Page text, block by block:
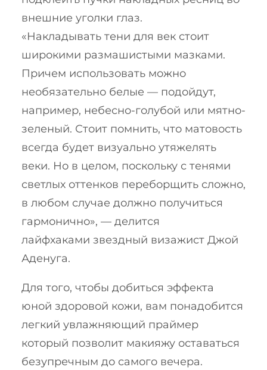
внешние уголки глаз.
«Накладывать тени для век стоит
широкими размашистыми мазками.
Причем использовать можно
необязательно белые — подойдут,
например, небесно-голубой или мятно-
зеленый. Стоит помнить, что матовость
всегда будет визуально утяжелять
веки. Но в целом, поскольку с тенями
светлых оттенков переборщить сложно,
в любом случае должно получиться
гармонично», — делится
лайфхаками звездный визажист Джой
Аденуга.
Для того, чтобы добиться эффекта
юной здоровой кожи, вам понадобится
легкий увлажняющий праймер
который позволит макияжу оставаться
безупречным до самого вечера.